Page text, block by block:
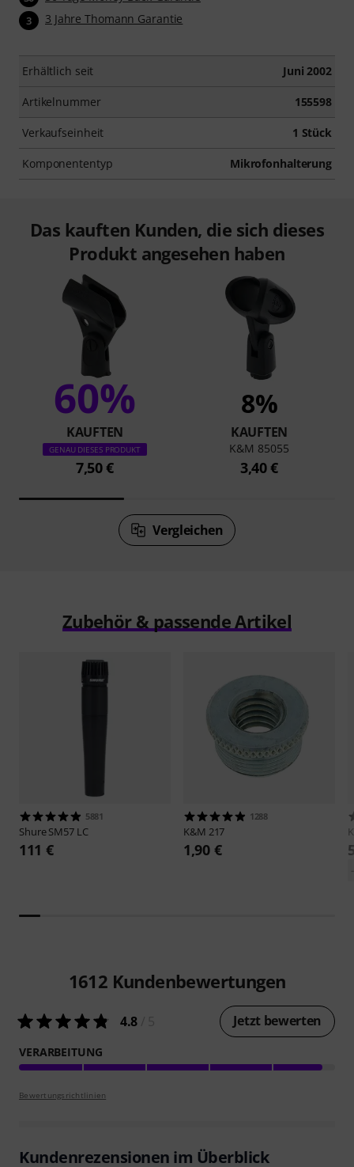
3 3 Jahre Thomann Garantie
Erhältlich seit Juni 2002
Artikelnummer 155598
Verkaufseinheit 1 Stück
Komponententyp Mikrofonhalterung
Das kauften Kunden, die sich dieses
Produkt angesehen haben
60%
KAUFTEN
GENAU DIESES PRODUKT
7,50 €
8%
KAUFTEN
K&M 85055
3,40 €
Vergleichen
Zubehör & passende Artikel
5881
ShureSM57 LC
111 €
1288
K&M 217
1,90 €
1612 Kundenbewertungen
4.8 Jetzt bewerten
VERARBEITUNG
Bewertungsrichtlinien
Kundenrezensionen im Überblick